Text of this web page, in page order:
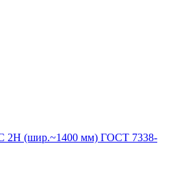
2Н (шир.~1400 мм) ГОСТ 7338-